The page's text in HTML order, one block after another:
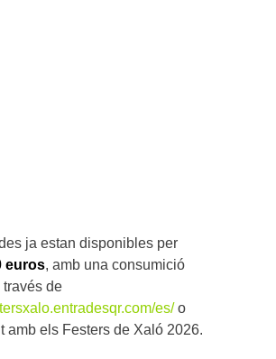
ja estan disponibles per
euros, amb una consumició
través de
es/o
amb els Festers de Xaló 2026.